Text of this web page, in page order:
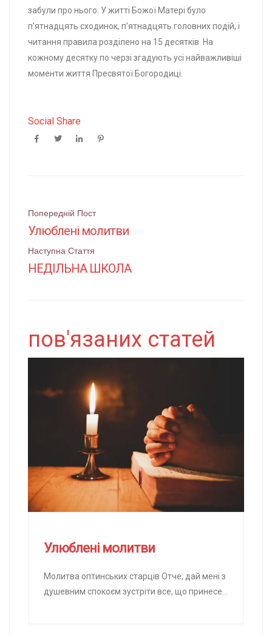
забули про нього. У житті Божої Матері було
п’ятнадцять сходинок, п’ятнадцять головних подій, і
читання правила розділено на 15 десятків. На
кожному десятку по черзі згадують усі найважливіші
моменти життя Пресвятої Богородиці.
Social Share
Поштова
навігація
Попередній Пост
Улюблені молитви
Наступна Стаття
НЕДІЛЬНА ШКОЛА
пов'язаних статей
Улюблені молитви
Молитва оптинських старців Отче, дай мені з
душевним спокоєм зустріти все, що принесе